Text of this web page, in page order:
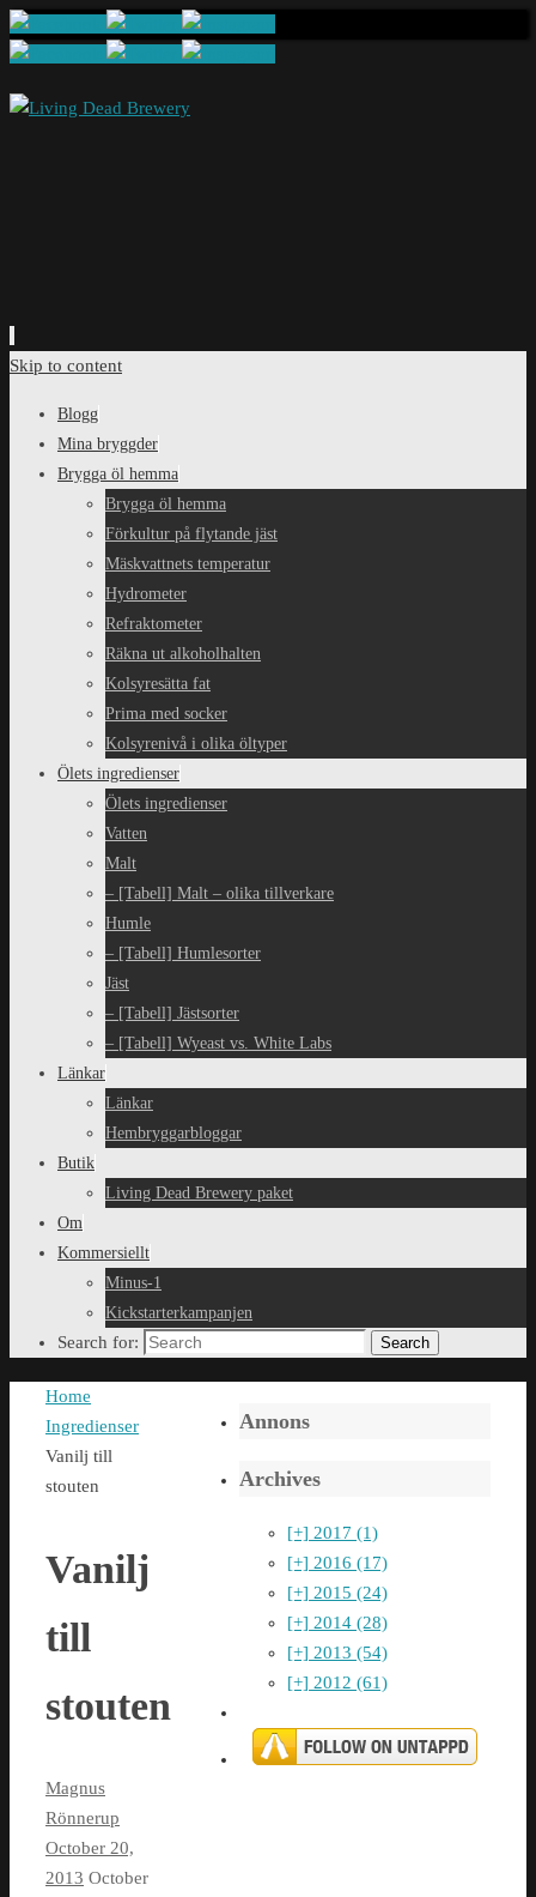
Skip to content
Blogg
Mina bryggder
Brygga öl hemma
Brygga öl hemma
Förkultur på flytande jäst
Mäskvattnets temperatur
Hydrometer
Refraktometer
Räkna ut alkoholhalten
Kolsyresätta fat
Prima med socker
Kolsyrenivå i olika öltyper
Ölets ingredienser
Ölets ingredienser
Vatten
Malt
– [Tabell] Malt – olika tillverkare
Humle
– [Tabell] Humlesorter
Jäst
– [Tabell] Jästsorter
– [Tabell] Wyeast vs. White Labs
Länkar
Länkar
Hembryggarbloggar
Butik
Living Dead Brewery paket
Om
Kommersiellt
Minus-1
Kickstarterkampanjen
Search for: Search
Home
Ingredienser
Vanilj till
stouten
Vanilj
till
stouten
Magnus
Rönnerup
October 20,
2013 October
Annons
Archives
[+] 2017 (1)
[+] 2016 (17)
[+] 2015 (24)
[+] 2014 (28)
[+] 2013 (54)
[+] 2012 (61)